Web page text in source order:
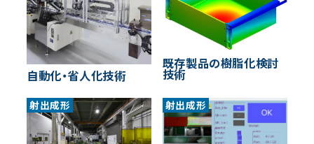
自動化・省人化技術
既存製品の樹脂化検討
技術
射出成形 射出成形